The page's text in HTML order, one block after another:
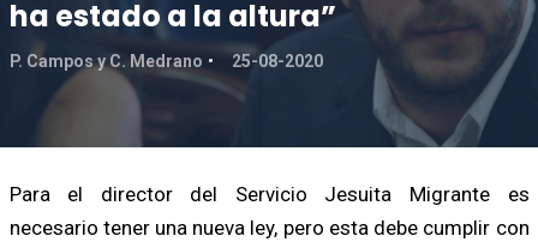
ha estado a la altura”
P. Campos y C. Medrano 25-08-2020
Para el director del Servicio Jesuita Migrante es
necesario tener una nueva ley, pero esta debe cumplir con